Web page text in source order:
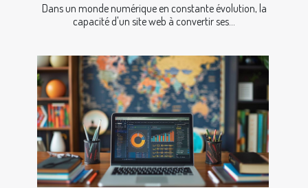
Dans un monde numérique en constante évolution, la
capacité d'un site web à convertir ses...